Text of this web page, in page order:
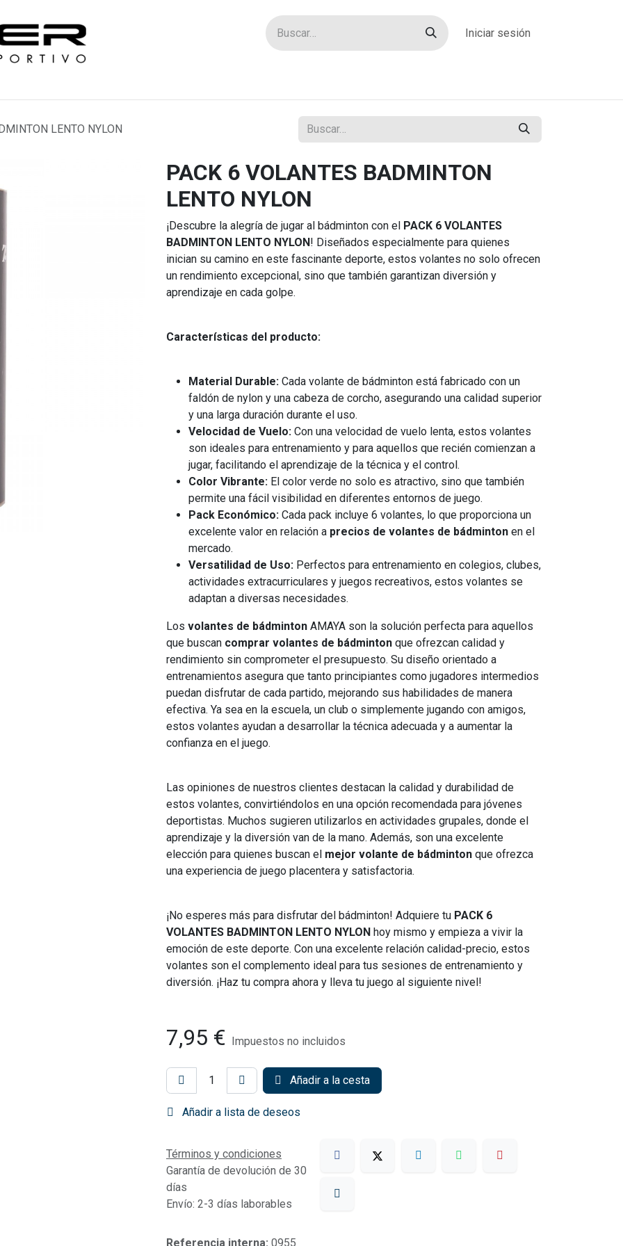
Iniciar sesión
LENTO NYLON
PACK 6 VOLANTES BADMINTON
LENTO NYLON
¡Descubre la alegría de jugar al bádminton con el PACK 6 VOLANTES
BADMINTON LENTO NYLON! Diseñados especialmente para quienes
inician su camino en este fascinante deporte, estos volantes no solo ofrecen
un rendimiento excepcional, sino que también garantizan diversión y
aprendizaje en cada golpe.
Características del producto:
Material Durable: Cada volante de bádminton está fabricado con un
faldón de nylon y una cabeza de corcho, asegurando una calidad superior
y una larga duración durante el uso.
Velocidad de Vuelo: Con una velocidad de vuelo lenta, estos volantes
son ideales para entrenamiento y para aquellos que recién comienzan a
jugar, facilitando el aprendizaje de la técnica y el control.
Color Vibrante: El color verde no solo es atractivo, sino que también
permite una fácil visibilidad en diferentes entornos de juego.
Pack Económico: Cada pack incluye 6 volantes, lo que proporciona un
excelente valor en relación a precios de volantes de bádminton en el
mercado.
Versatilidad de Uso: Perfectos para entrenamiento en colegios, clubes,
actividades extracurriculares y juegos recreativos, estos volantes se
adaptan a diversas necesidades.
Los volantes de bádminton AMAYA son la solución perfecta para aquellos
que buscan comprar volantes de bádminton que ofrezcan calidad y
rendimiento sin comprometer el presupuesto. Su diseño orientado a
entrenamientos asegura que tanto principiantes como jugadores intermedios
puedan disfrutar de cada partido, mejorando sus habilidades de manera
efectiva. Ya sea en la escuela, un club o simplemente jugando con amigos,
estos volantes ayudan a desarrollar la técnica adecuada y a aumentar la
confianza en el juego.
Las opiniones de nuestros clientes destacan la calidad y durabilidad de
estos volantes, convirtiéndolos en una opción recomendada para jóvenes
deportistas. Muchos sugieren utilizarlos en actividades grupales, donde el
aprendizaje y la diversión van de la mano. Además, son una excelente
elección para quienes buscan el mejor volante de bádminton que ofrezca
una experiencia de juego placentera y satisfactoria.
¡No esperes más para disfrutar del bádminton! Adquiere tu PACK 6
VOLANTES BADMINTON LENTO NYLON hoy mismo y empieza a vivir la
emoción de este deporte. Con una excelente relación calidad-precio, estos
volantes son el complemento ideal para tus sesiones de entrenamiento y
diversión. ¡Haz tu compra ahora y lleva tu juego al siguiente nivel!
7,95 € Impuestos no incluidos
Añadir a la cesta
Añadir a lista de deseos
Términos y condiciones
Garantía de devolución de 30
días
Envío: 2-3 días laborables
Referencia interna: 0955